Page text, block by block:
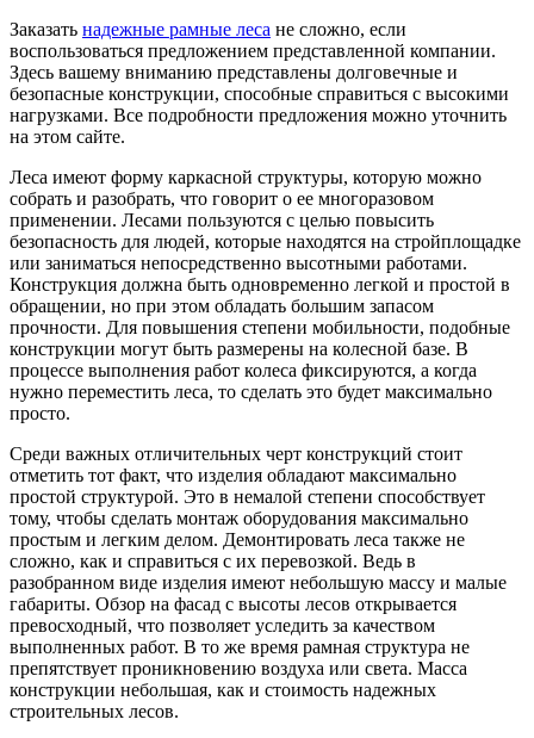
Заказать надежные рамные леса не сложно, если
воспользоваться предложением представленной компании.
Здесь вашему вниманию представлены долговечные и
безопасные конструкции, способные справиться с высокими
нагрузками. Все подробности предложения можно уточнить
на этом сайте.
Леса имеют форму каркасной структуры, которую можно
собрать и разобрать, что говорит о ее многоразовом
применении. Лесами пользуются с целью повысить
безопасность для людей, которые находятся на стройплощадке
или заниматься непосредственно высотными работами.
Конструкция должна быть одновременно легкой и простой в
обращении, но при этом обладать большим запасом
прочности. Для повышения степени мобильности, подобные
конструкции могут быть размерены на колесной базе. В
процессе выполнения работ колеса фиксируются, а когда
нужно переместить леса, то сделать это будет максимально
просто.
Среди важных отличительных черт конструкций стоит
отметить тот факт, что изделия обладают максимально
простой структурой. Это в немалой степени способствует
тому, чтобы сделать монтаж оборудования максимально
простым и легким делом. Демонтировать леса также не
сложно, как и справиться с их перевозкой. Ведь в
разобранном виде изделия имеют небольшую массу и малые
габариты. Обзор на фасад с высоты лесов открывается
превосходный, что позволяет уследить за качеством
выполненных работ. В то же время рамная структура не
препятствует проникновению воздуха или света. Масса
конструкции небольшая, как и стоимость надежных
строительных лесов.